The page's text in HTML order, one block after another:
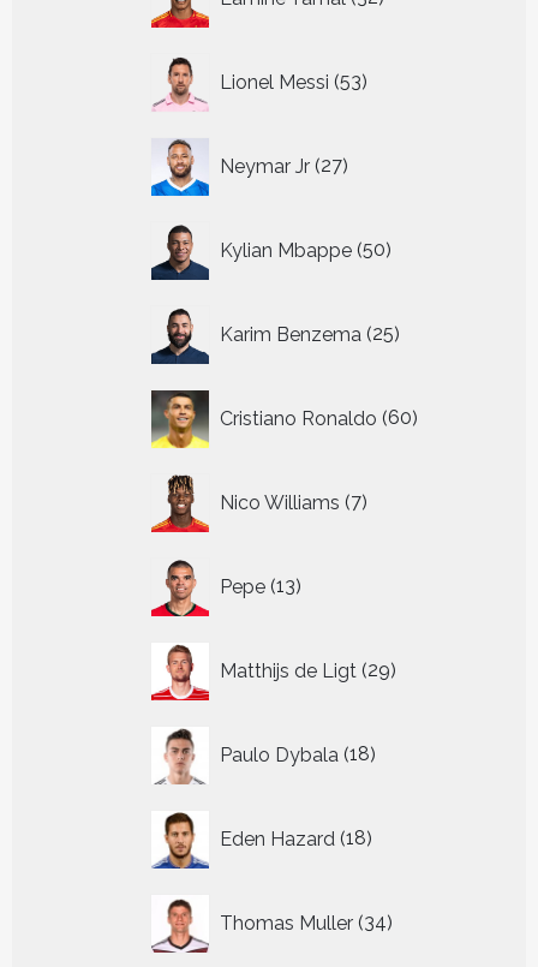
producten
Lionel Messi 53
producten
Neymar Jr 27
producten
Kylian Mbappe 50
producten
Karim Benzema 25
producten
Cristiano Ronaldo 60
producten
Nico Williams 7
producten
Pepe 13
producten
Matthijs de Ligt 29
producten
Paulo Dybala 18
producten
Eden Hazard 18
producten
Thomas Muller 34
producten